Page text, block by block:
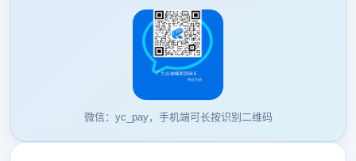
微信：yc_pay，手机端可长按识别二维码